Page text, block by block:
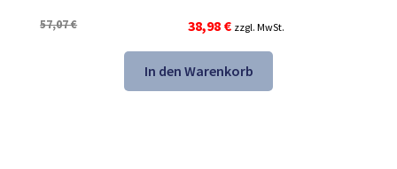
57,07€
Ursprünglicher
Preis
war:
57,07 €
38,98 €Aktueller
Preis
ist:
38,98 €.
zzgl. MwSt.
In den Warenkorb